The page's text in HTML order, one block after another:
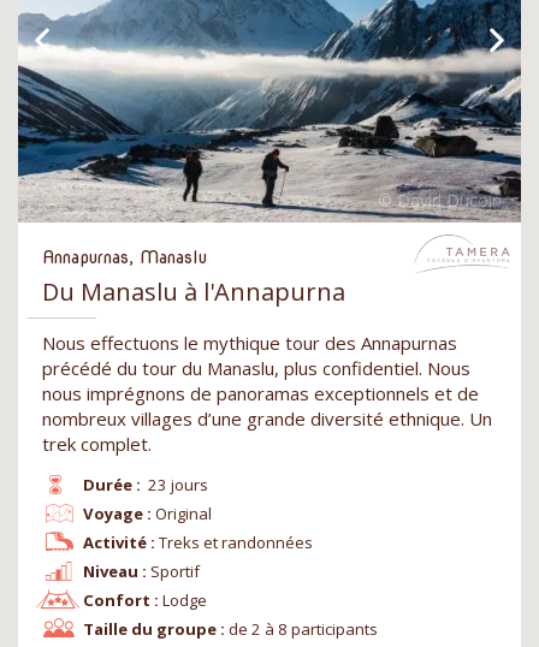
Annapurnas, Manaslu
Du Manaslu à l'Annapurna
Nous effectuons le mythique tour des Annapurnas
précédé du tour du Manaslu, plus confidentiel. Nous
nous imprégnons de panoramas exceptionnels et de
nombreux villages d’une grande diversité ethnique. Un
trek complet.
Durée : 23 jours
Niveau : Sportif
Voyage : Original
Confort : Lodge
Activité : Treks et randonnées
Taille du groupe : de 2 à 8 participants